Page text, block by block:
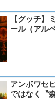
【グッチ】
ール（アル
アンボワセ
ではなく〝